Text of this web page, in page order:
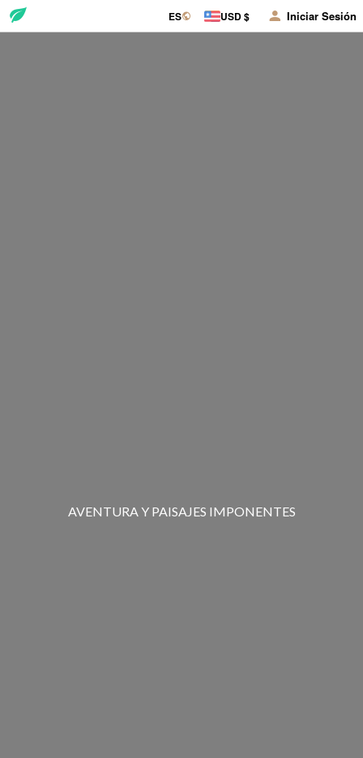
ES USD $ Iniciar Sesión
AVENTURA Y PAISAJES IMPONENTES